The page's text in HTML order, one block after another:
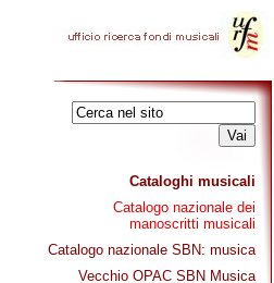
Cataloghi musicali
Catalogo nazionale dei
manoscritti musicali
Catalogo nazionale SBN: musica
Vecchio OPAC SBN Musica